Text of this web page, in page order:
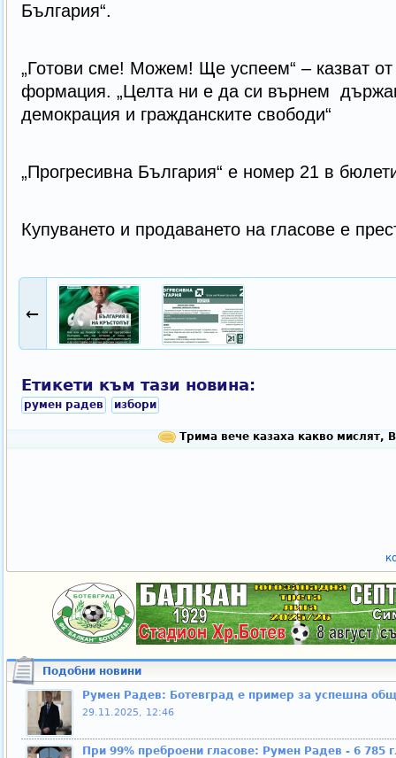
България“.
„Готови сме! Можем! Ще успеем“ – казват от
формация. „Целта ни е да си върнем
демокрация и гражданските свободи“
„Прогресивна България“ е номер 21 в
Купуването и продаването на гласове е
←
Етикети към тази новина:
румен радев избори
Трима вече казаха какво мислят,
Подобни новини
Румен Радев: Ботевград е пример за успешна
29.11.2025, 12:46
При 99% преброени гласове: Румен Радев - 6 785